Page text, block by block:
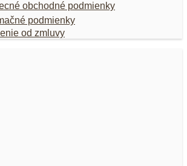
obchodné podmienky
podmienky
od zmluvy